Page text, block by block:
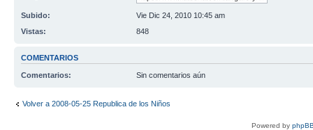
Subido:
Vie Dic 24, 2010 10:45 am
Vistas:
848
COMENTARIOS
Comentarios: Sin comentarios aún
Volver a 2008-05-25 Republica de los Niños
Powered by